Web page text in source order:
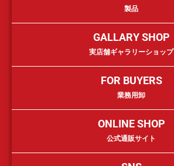
製品
GALLARY SHOP
実店舗ギャラリーショップ
FOR BUYERS
業務用卸
ONLINE SHOP
公式通販サイト